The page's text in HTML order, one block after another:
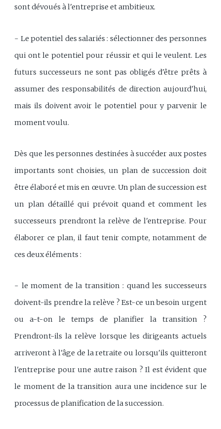
sont dévoués à l'entreprise et ambitieux.
- Le potentiel des salariés : sélectionner des personnes
qui ont le potentiel pour réussir et qui le veulent. Les
futurs successeurs ne sont pas obligés d'être prêts à
assumer des responsabilités de direction aujourd'hui,
mais ils doivent avoir le potentiel pour y parvenir le
moment voulu.
Dès que les personnes destinées à succéder aux postes
importants sont choisies, un plan de succession doit
être élaboré et mis en œuvre. Un plan de succession est
un plan détaillé qui prévoit quand et comment les
successeurs prendront la relève de l'entreprise. Pour
élaborer ce plan, il faut tenir compte, notamment de
ces deux éléments :
- le moment de la transition : quand les successeurs
doivent-ils prendre la relève ? Est-ce un besoin urgent
ou a-t-on le temps de planifier la transition ?
Prendront-ils la relève lorsque les dirigeants actuels
arriveront à l'âge de la retraite ou lorsqu'ils quitteront
l'entreprise pour une autre raison ? Il est évident que
le moment de la transition aura une incidence sur le
processus de planification de la succession.